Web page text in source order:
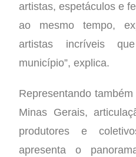
artistas, espetáculos e
ao mesmo tempo,
artistas incríveis
município”, explica.
Representando
Minas Gerais,
produtores e
apresenta o